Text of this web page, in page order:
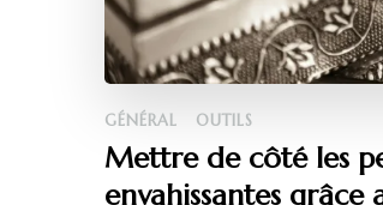
GÉNÉRAL OUTILS
Mettre de côté les
envahissantes grâce